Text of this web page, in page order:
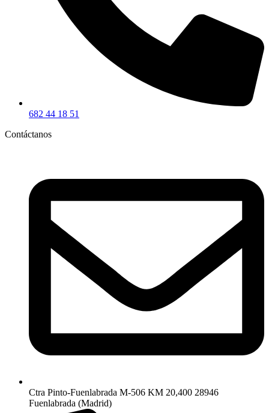
682 44 18 51
Contáctanos
Ctra Pinto-Fuenlabrada M-506 KM 20,400 28946
Fuenlabrada (Madrid)